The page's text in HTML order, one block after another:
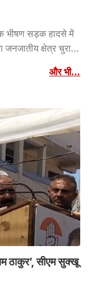
भीषण सड़क हादसे में
क्षेत्र चुराह
और भी...
ठाकुर’, सीएम सुक्खू